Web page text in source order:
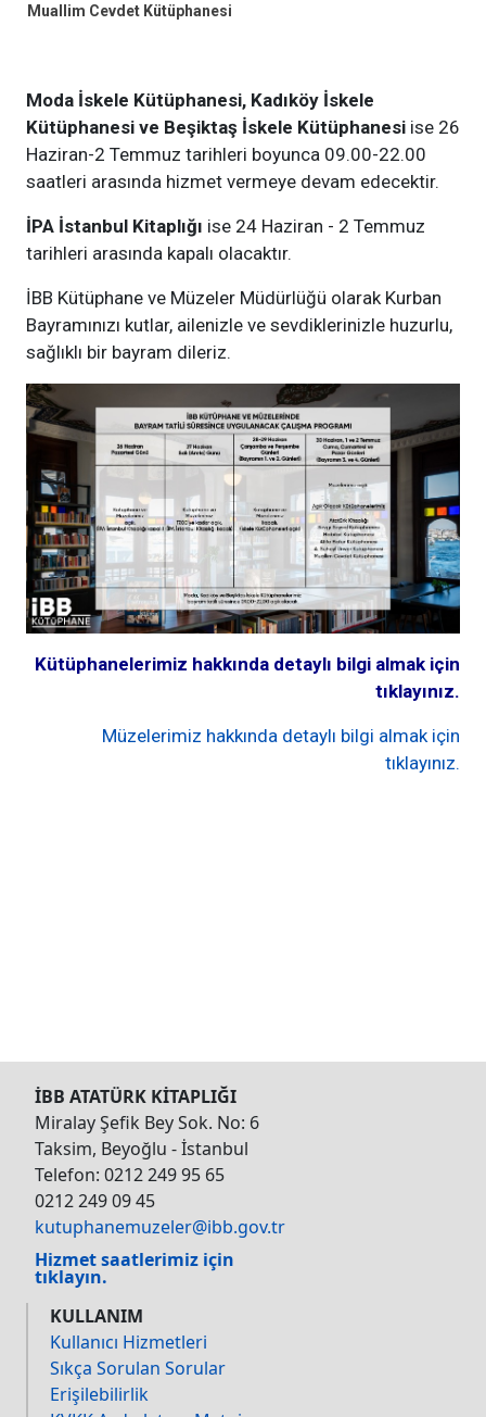
Muallim Cevdet Kütüphanesi
Moda İskele Kütüphanesi, Kadıköy İskele
Kütüphanesi ve Beşiktaş İskele Kütüphanesi ise 26
Haziran-2 Temmuz tarihleri boyunca 09.00-22.00
saatleri arasında hizmet vermeye devam edecektir.
İPA İstanbul Kitaplığı ise 24 Haziran - 2 Temmuz
tarihleri arasında kapalı olacaktır.
İBB Kütüphane ve Müzeler Müdürlüğü olarak Kurban
Bayramınızı kutlar, ailenizle ve sevdiklerinizle huzurlu,
sağlıklı bir bayram dileriz.
Kütüphanelerimiz hakkında detaylı bilgi almak için
tıklayınız.
Müzelerimiz hakkında detaylı bilgi almak için
tıklayınız.
İBB ATATÜRK KİTAPLIĞI
Miralay Şefik Bey Sok. No: 6
Taksim, Beyoğlu - İstanbul
Telefon: 0212 249 95 65
0212 249 09 45
kutuphanemuzeler@ibb.gov.tr
Hizmet saatlerimiz için
tıklayın.
KULLANIM
Kullanıcı Hizmetleri
Sıkça Sorulan Sorular
Erişilebilirlik